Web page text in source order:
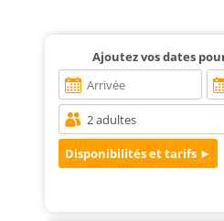
Ajoutez vos dates